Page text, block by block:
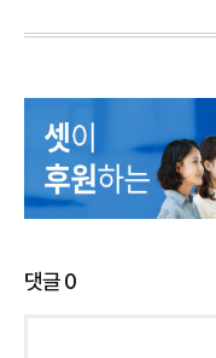
댓글0